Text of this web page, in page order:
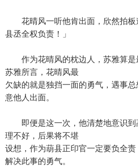
花晴风一听他肯出面，欣然拍板
县丞全权负责！」
作为花晴风的枕边人，苏雅算是
苏雅所言，花晴风最
欠缺的就是独挡一面的勇气，遇事
意他人出面。
即便是这一次，他清楚地意识到
理不好，后果将不堪
设想，作为葫县正印官一定要负全
解决此事的勇气。